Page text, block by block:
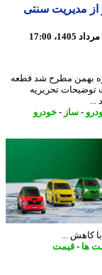
سنتی
مطرح شد قطعه
تحریریه
-ساز -خودرو
- قیمت